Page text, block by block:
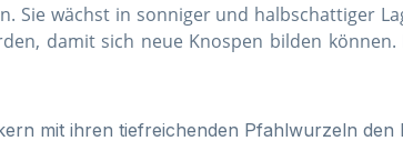
Sie wächst in sonniger und halbschattiger
damit sich neue Knospen bilden
mit ihren tiefreichenden Pfahlwurzeln den